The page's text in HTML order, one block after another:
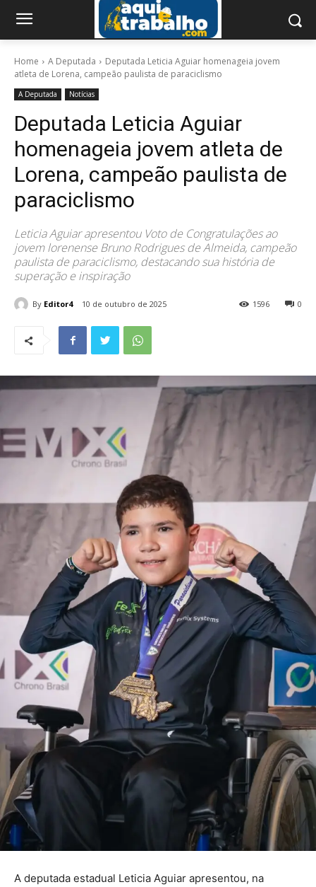
Home A Deputada
Deputada Leticia Aguiar homenageia jovem
atleta de Lorena, campeão paulista de paraciclismo
A Deputada Notícias
Deputada Leticia Aguiar
homenageia jovem atleta de
Lorena, campeão paulista de
paraciclismo
Leticia Aguiar apresentou Voto de Congratulações ao
jovem lorenense Bruno Rodrigues de Almeida, campeão
paulista de paraciclismo, destacando sua história de
superação e inspiração
By Editor4 10 de outubro de 2025 0
1596
A deputada estadual Leticia Aguiar apresentou, na